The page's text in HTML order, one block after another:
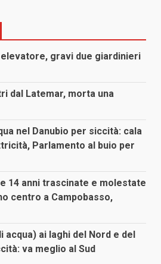
gravi due giardinieri
dal Latemar, morta una
nel Danubio per siccità: cala
Parlamento al buio per
14 anni trascinate e molestate
centro a Campobasso,
acqua) ai laghi del Nord e del
va meglio al Sud